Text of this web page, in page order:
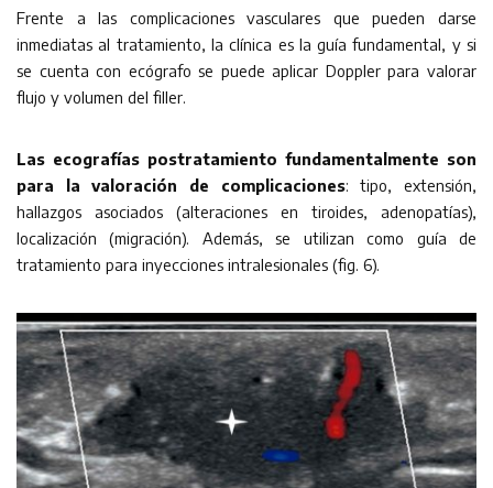
Frente a las complicaciones vasculares que pueden darse
inmediatas al tratamiento, la clínica es la guía fundamental, y si
se cuenta con ecógrafo se puede aplicar Doppler para valorar
flujo y volumen del filler.
Las ecografías postratamiento fundamentalmente son
para la valoración de complicaciones: tipo, extensión,
hallazgos asociados (alteraciones en tiroides, adenopatías),
localización (migración). Además, se utilizan como guía de
tratamiento para inyecciones intralesionales (fig. 6).